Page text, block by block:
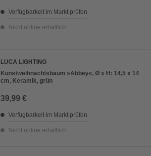
Verfügbarkeit im Markt prüfen
Nicht online erhältlich
LUCA LIGHTING
Kunstweihnachtsbaum »Abbey«, Ø x H: 14,5 x 14
cm, Keramik, grün
39,99 €
Verfügbarkeit im Markt prüfen
Nicht online erhältlich